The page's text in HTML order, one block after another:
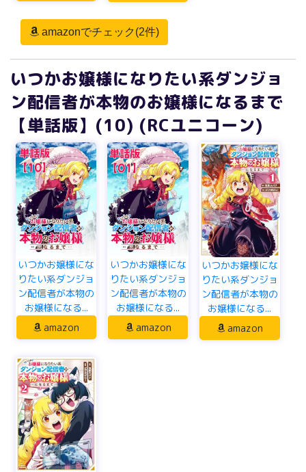
amazonでチェック(2件)
いつかお嬢様になりたい系ダンジョ
ン配信者が本物のお嬢様になるまで
【単話版】(10) (RCユニコーン)
いつかお嬢様にな
りたい系ダンジョ
ン配信者が本物の
お嬢様になる...
amazon
いつかお嬢様にな
りたい系ダンジョ
ン配信者が本物の
お嬢様になる...
amazon
いつかお嬢様にな
りたい系ダンジョ
ン配信者が本物の
お嬢様になる...
amazon